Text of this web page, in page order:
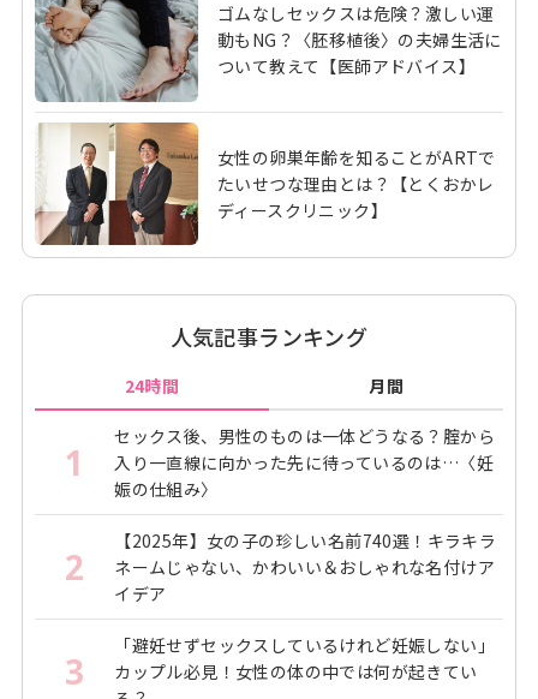
ゴムなしセックスは危険？激しい運
動もNG？〈胚移植後〉の夫婦生活に
ついて教えて【医師アドバイス】
女性の卵巣年齢を知ることがARTで
たいせつな理由とは？【とくおかレ
ディースクリニック】
人気記事ランキング
24時間 月間
1
セックス後、男性のものは一体どうなる？腟から
入り一直線に向かった先に待っているのは…〈妊
娠の仕組み〉
2
【2025年】女の子の珍しい名前740選！キラキラ
ネームじゃない、かわいい＆おしゃれな名付けア
イデア
3
「避妊せずセックスしているけれど妊娠しない」
カップル必見！女性の体の中では何が起きてい